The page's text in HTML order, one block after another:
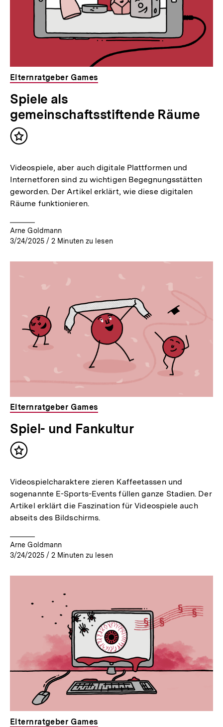
Elternratgeber Games
Spiele als
gemeinschaftsstiftende Räume
Inhalt
Videospiele, aber auch digitale Plattformen und
Internetforen sind zu wichtigen Begegnungsstätten
geworden. Der Artikel erklärt, wie diese digitalen
Räume funktionieren.
Arne Goldmann
3/24/2025 / 2 Minuten zu lesen
Elternratgeber Games
Spiel- und Fankultur
Inhalt
Videospielcharaktere zieren Kaffeetassen und
sogenannte E-Sports-Events füllen ganze Stadien. Der
Artikel erklärt die Faszination für Videospiele auch
abseits des Bildschirms.
Arne Goldmann
3/24/2025 / 2 Minuten zu lesen
Elternratgeber Games